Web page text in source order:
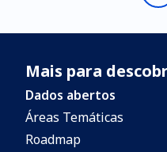
Mais para
Dados abertos
Áreas Temáticas
Roadmap